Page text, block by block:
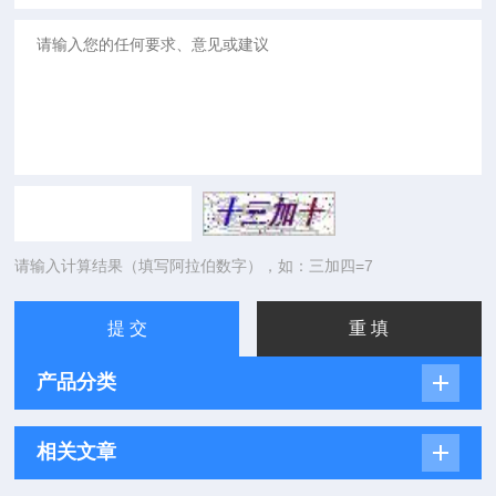
请输入计算结果（填写阿拉伯数字），如：三加四=7
产品分类
相关文章